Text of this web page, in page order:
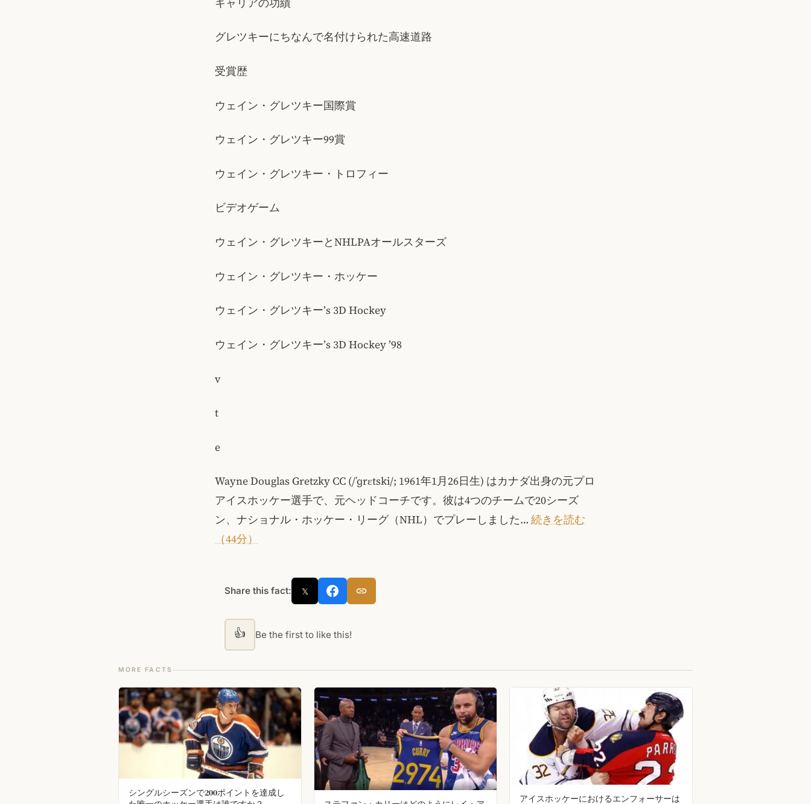
グレツキーにちなんで名付けられた高速道路
受賞歴
ウェイン・グレツキー国際賞
ウェイン・グレツキー99賞
ウェイン・グレツキー・トロフィー
ビデオゲーム
ウェイン・グレツキーとNHLPAオールスターズ
ウェイン・グレツキー・ホッケー
ウェイン・グレツキー’s 3D Hockey
ウェイン・グレツキー’s 3D Hockey ’98
v
t
e
Wayne Douglas Gretzky CC (/ˈɡrɛtski/; 1961年1月26日生) はカナダ出身の元プロ
アイスホッケー選手で、元ヘッドコーチです。彼は4つのチームで20シーズ
ン、ナショナル・ホッケー・リーグ（NHL）でプレーしました… 続きを読む
（44分）
Share this fact: 𝕏
👍 Be the first to like this!
MORE FACTS
シングルシーズンで200ポイントを達成し
アイスホッケーにおけるエンフォーサーは